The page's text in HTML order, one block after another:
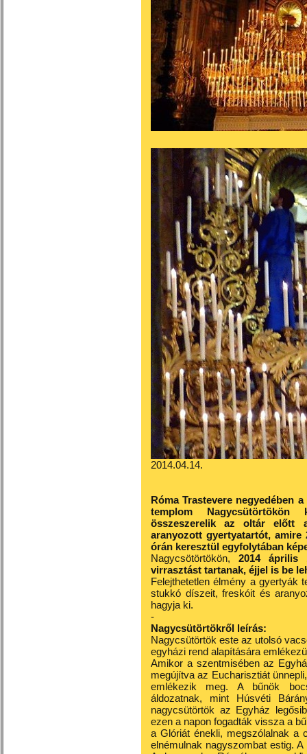
2014.04.14.
Róma Trastevere negyedében
templom
összeszerelik az oltár előtt
aranyozott gyertyatartót, amire
órán keresztül egyfolytában
Nagycsötörtökön,2014 április
virrasztást tartanak, éjjel is be
Felejthetetlen élmény a gyertyák
stukkó díszeit, freskóit és
hagyja ki.
-
Nagycsütörtökről leírás:
Nagycsütörtök este az utolsó
egyházi rend alapítására
Amikor a szentmisében az
megújítva az Eucharisztiát
emlékezik meg. A bűnök
áldozatnak, mint Húsvéti
nagycsütörtök az Egyház
ezen a napon fogadták vissza a
a Glóriát énekli, megszólalnak a
elnémulnak nagyszombat estig.